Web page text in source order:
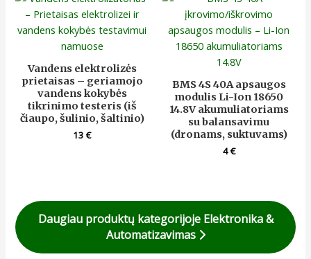
Vandens elektrolizės
prietaisas – geriamojo
vandens kokybės
tikrinimo testeris (iš
čiaupo, šulinio, šaltinio)
13€
BMS 4S 40A apsaugos
modulis Li-Ion 18650
14.8V akumuliatoriams
su balansavimu
(dronams, suktuvams)
4€
Daugiau produktų kategorijoje Elektronika &
Automatizavimas